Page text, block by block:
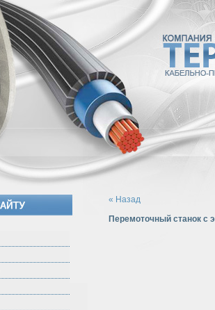
« Назад
Перемоточный станок с